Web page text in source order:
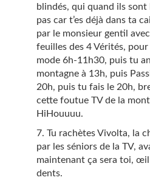
blindés, qui quand ils
pas car t’es déjà dans ta
par le monsieur gentil
feuilles des 4 Vérités,
mode 6h-11h30, puis tu
montagne à 13h, puis
20h, puis tu fais le 20h,
cette foutue TV de la
HiHouuuu.
Tu rachètes Vivolta, la
par les séniors de la TV,
maintenant ça sera toi,
dents.